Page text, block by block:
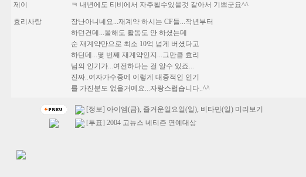
제이 ㅋ 내년에도 티비에서 자주뵐수있을것 같아서 기쁘군요^^
효리사랑
장난아니네요...재계약 하시는 CF들...작년부터
하던건데...올해도 활동도 안 하셨는데
순 재계약만으로 최소 10억 넘게 버셨다고
하던데...몇 번째 재계약인지...그만큼 효리
님의 인기가...여전하다는 걸 알수 있죠...
진짜..여자가수중에 이렇게 대중적인 인기
를 가진분도 없을거예요...자랑스럽습니다..^^
[정보] 아이엠(금), 즐거운일요일(일), 비타민(일) 미리보기
[투표] 2004 고뉴스 네티즌 연예대상